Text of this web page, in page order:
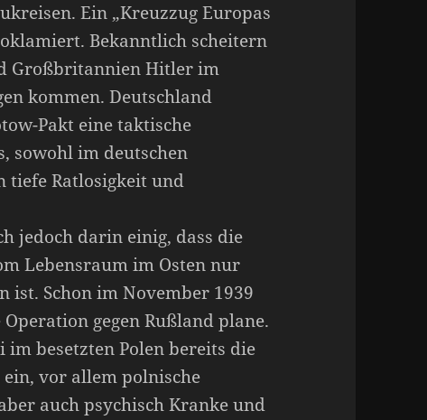
Ein „Kreuzzug Europas
Bekanntlich scheitern
Großbritannien Hitler im
kommen. Deutschland
Pakt eine taktische
sowohl im deutschen
tiefe Ratlosigkeit und
jedoch darin einig, dass die
Lebensraum im Osten nur
ist. Schon im November 1939
gegen Rußland plane.
im besetzten Polen bereits die
vor allem polnische
auch psychisch Kranke und